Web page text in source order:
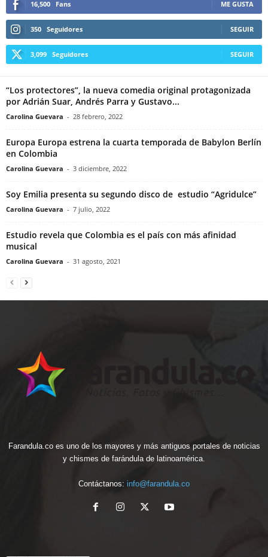
16,500 Fans ME GUSTA
350 Seguidores SEGUIR
3,099 Seguidores SEGUIR
“Los protectores”, la nueva comedia original protagonizada
por Adrián Suar, Andrés Parra y Gustavo...
Carolina Guevara - 28 febrero, 2022
Europa Europa estrena la cuarta temporada de Babylon Berlín
en Colombia
Carolina Guevara - 3 diciembre, 2022
Soy Emilia presenta su segundo disco de estudio “Agridulce”
Carolina Guevara - 7 julio, 2022
Estudio revela que Colombia es el país con más afinidad
musical
Carolina Guevara - 31 agosto, 2021
Farandula.co es uno de los mayores y más antiguos portales de noticias
y chismes de farándula de latinoamérica.
Contáctanos: info@farandula.co